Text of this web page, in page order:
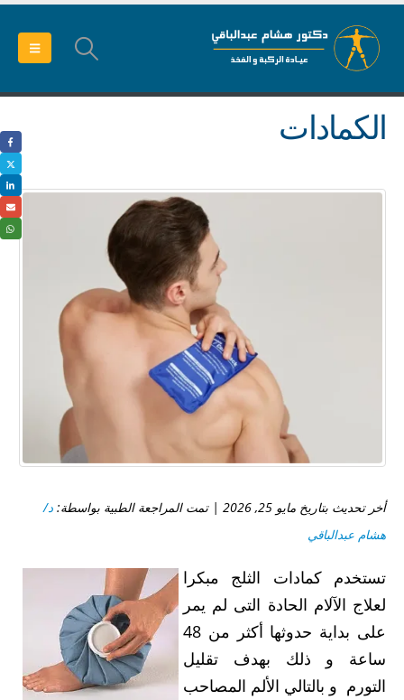
الكمادات
أخر تحديث بتاريخ مايو 25, 2026 | تمت المراجعة الطبية بواسطة:
د/
هشام عبدالباقي
تستخدم كمادات الثلج مبكرا
لعلاج الآلام الحادة التى لم يمر
على بداية حدوثها أكثر من 48
ساعة و ذلك بهدف تقليل
التورم و بالتالي الألم المصاحب